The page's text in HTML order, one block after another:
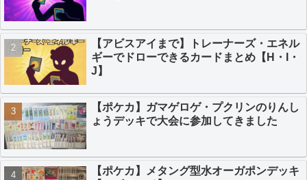
【アビスアイまで】トレーナーズ・エネル
ギーでドローできるカードまとめ【H・I・
J】
【ポケカ】ガマゲロゲ・プクリンのりんし
ょうデッキで大会に参加してきました
【ポケカ】メタング型水オーガポンデッキ